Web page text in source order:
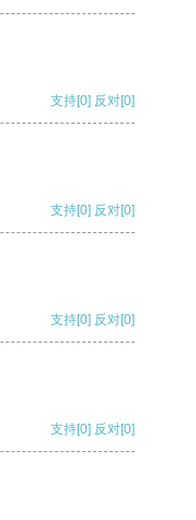
支持[0] 反对[0]
支持[0] 反对[0]
支持[0] 反对[0]
支持[0] 反对[0]